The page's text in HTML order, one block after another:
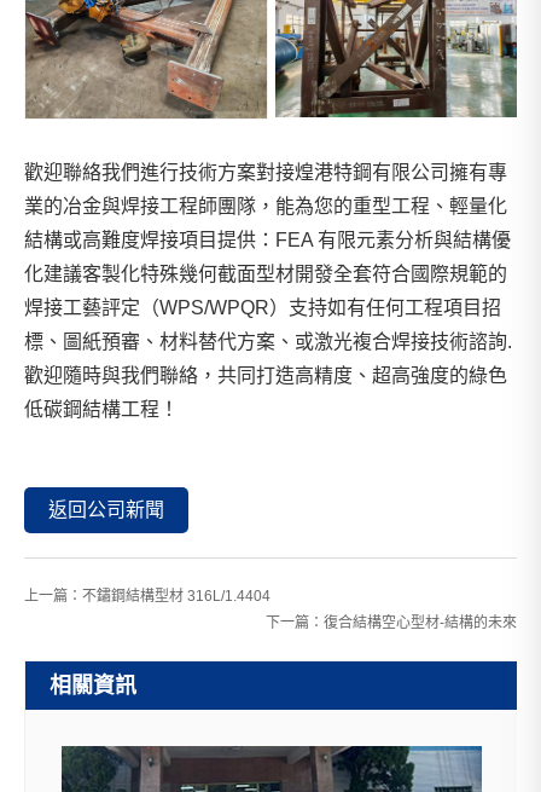
歡迎聯絡我們進行技術方案對接煌港特鋼有限公司擁有專
業的冶金與焊接工程師團隊，能為您的重型工程、輕量化
結構或高難度焊接項目提供：FEA 有限元素分析與結構優
化建議客製化特殊幾何截面型材開發全套符合國際規範的
焊接工藝評定（WPS/WPQR）支持如有任何工程項目招
標、圖紙預審、材料替代方案、或激光複合焊接技術諮詢.
歡迎隨時與我們聯絡，共同打造高精度、超高強度的綠色
低碳鋼結構工程！
返回公司新聞
上一篇： 不鏽鋼結構型材 316L/1.4404
下一篇： 復合結構空心型材-結構的未來
相關資訊